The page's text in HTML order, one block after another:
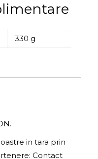
330 g
in tara prin
Contact